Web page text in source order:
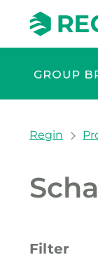
You are
Regin
Filter